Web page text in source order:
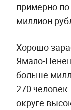
примерно по
миллион
Хорошо
Ямало-
больше
270
округе